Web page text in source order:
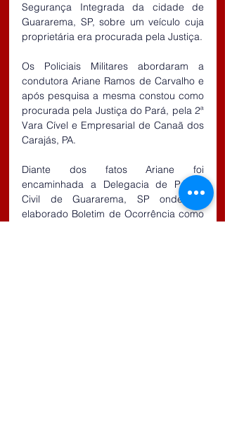
Segurança Integrada da cidade de
Guararema, SP, sobre um veículo cuja
proprietária era procurada pela Justiça.
Os Policiais Militares abordaram a
condutora Ariane Ramos de Carvalho e
após pesquisa a mesma constou como
procurada pela Justiça do Pará, pela 2ª
Vara Cível e Empresarial de Canaã dos
Carajás, PA.
Diante dos fatos Ariane foi
encaminhada a Delegacia de Polícia
Civil de Guararema, SP onde foi
elaborado Boletim de Ocorrência como